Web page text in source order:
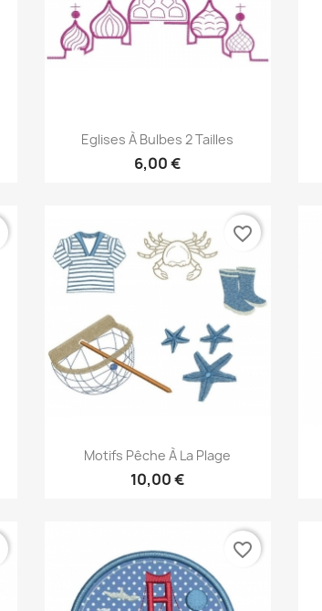
Aperçu rapide
Eglises À Bulbes 2 Tailles
6,00 €
Aperçu rapide
Motifs Pêche À La Plage
10,00 €
favorite_border
favorite_border